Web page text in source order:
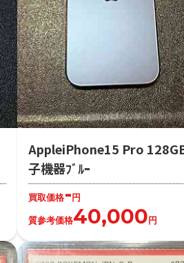
AppleiPhone15 Pro
子機器ﾌﾞﾙｰ
買取価格-円
質参考価格40,000円